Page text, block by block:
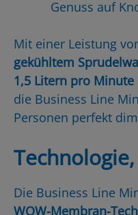
Genuss auf
Mit einer Leistung
gekühltem
1,5 Litern pro
die Business Line
Personen perfekt
Die Business Line
WOW-Membran-